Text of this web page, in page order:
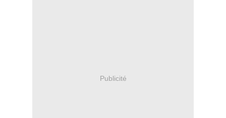
Publicité